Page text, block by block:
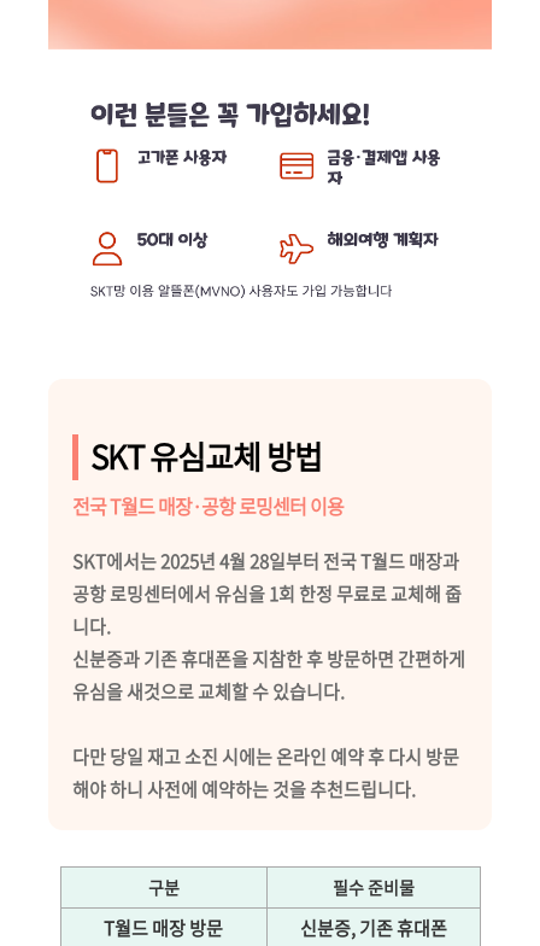
SKT 유심교체 방법
전국 T월드 매장·공항 로밍센터 이용
SKT에서는 2025년 4월 28일부터 전국 T월드 매장과
공항 로밍센터에서 유심을 1회 한정 무료로 교체해 줍
니다.
신분증과 기존 휴대폰을 지참한 후 방문하면 간편하게
유심을 새것으로 교체할 수 있습니다.
다만 당일 재고 소진 시에는 온라인 예약 후 다시 방문
해야 하니 사전에 예약하는 것을 추천드립니다.
구분 필수 준비물
T월드 매장 방문
신분증, 기존 휴대폰